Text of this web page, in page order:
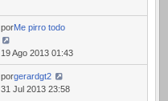
porMe pirro todo
19 Ago 2013 01:43
porgerardgt2
31 Jul 2013 23:58